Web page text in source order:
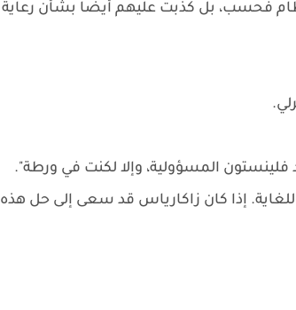
فحسب، بل كذبت عليهم أيضًا بشأن رعاية
المسؤولية، وإلا لكنت في ورطة".
إذا كان زاكارياس قد سعى إلى حل هذه